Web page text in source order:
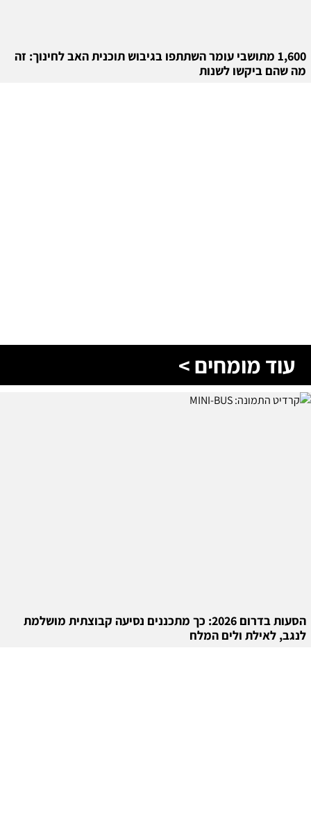
1,600 מתושבי עומר השתתפו בגיבוש תוכנית האב לחינוך: זה
מה שהם ביקשו לשנות
עוד מומחים >
הסעות בדרום 2026: כך מתכננים נסיעה קבוצתית מושלמת
לנגב, לאילת ולים המלח